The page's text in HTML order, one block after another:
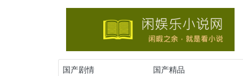
国产剧情 国产精品